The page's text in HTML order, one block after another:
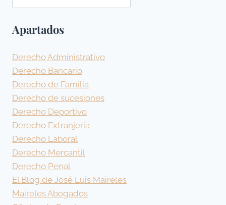
Apartados
Derecho Administrativo
Derecho Bancario
Derecho de Familia
Derecho de sucesiones
Derecho Deportivo
Derecho Extranjería
Derecho Laboral
Derecho Mercantil
Derecho Penal
El Blog de José Luis Maireles
Maireles Abogados